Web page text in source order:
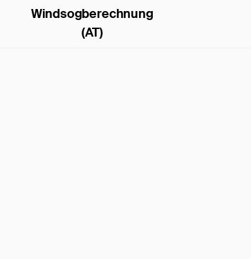
Windsogberechnung
(AT)